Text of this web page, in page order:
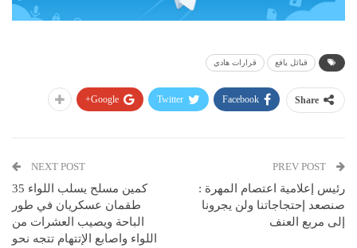
قبائل يافع قرارات هادي
Share
Facebook
Twitter
Google+
رئيس إعلامية اعتصام المهرة :
صنصعد إحتجاجاتنا ولن يجرونا
إلى مربع العنف
NEXT POST
كمين مسلح يسلب اللواء 35
طقمان عسكريان في طور
الباحة ويصيب العشرات من
اللواء واصابع الإتتهام تتجه نحو